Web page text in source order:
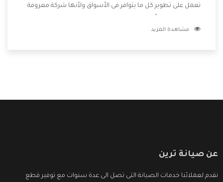
تعمل على تطوير كل ما يتوافر فى الأسواق ولأنها شركة معروفة
للعملاء أقوى العروض والخصومات التى تسهل على المستهلك
مشاهدة المزيد
عن صيانة ترين
نقدم لعملائنا خدمات الصيانة التى تصل الى عدة سنوات مع توفير قطع